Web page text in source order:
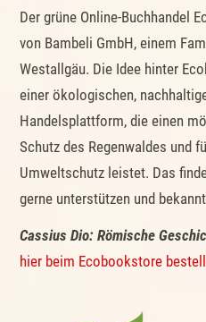
Der grüne Online-Buchhandel
von Bambeli GmbH, einem
Westallgäu. Die Idee hinter
einer ökologischen,
Handelsplattform, die einen
Schutz des Regenwaldes und
Umweltschutz leistet. Das
gerne unterstützen und
Cassius Dio: Römische
hier beim Ecobookstore